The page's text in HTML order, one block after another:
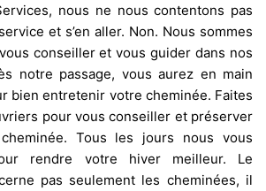
nous ne nous contentons pas
et s’en aller. Non. Nous sommes
conseiller et vous guider dans nos
notre passage, vous aurez en main
bien entretenir votre cheminée. Faites
pour vous conseiller et préserver
Tous les jours nous vous
rendre votre hiver meilleur. Le
pas seulement les cheminées, il